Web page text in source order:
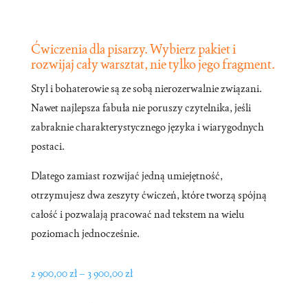
Ćwiczenia dla pisarzy. Wybierz pakiet i
rozwijaj cały warsztat, nie tylko jego fragment.
Styl i bohaterowie są ze sobą nierozerwalnie związani.
Nawet najlepsza fabuła nie poruszy czytelnika, jeśli
zabraknie charakterystycznego języka i wiarygodnych
postaci.
Dlatego zamiast rozwijać jedną umiejętność,
otrzymujesz dwa zeszyty ćwiczeń, które tworzą spójną
całość i pozwalają pracować nad tekstem na wielu
poziomach jednocześnie.
2 900,00zł– 3 900,00złZakres